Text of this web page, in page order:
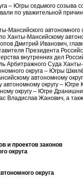
– Югры седьмого созыва
по уважительной
Мансийского автономного
Ханты-Мансийскому
Дмитрий Иванович,
Президента
внутренних дел
Арбитражного Суда
округа – Югры
автономному
округу – Югре
округу – Югре
Владислав Жанович, а
и проектов законов
округа
округа